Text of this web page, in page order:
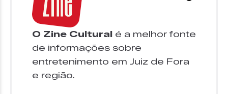
O Zine Cultural é a melhor fonte
de informações sobre
entretenimento em Juiz de Fora
e região.